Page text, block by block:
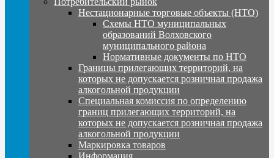
Нестационарные торговые объекты (НТО)
Схемы НТО муниципальных
образований Волховского
муниципального района
Нормативные документы по НТО
Границы прилегающих территорий, на
которых не допускается розничная продажа
алкогольной продукции
Специальная комиссия по определению
границ прилегающих территорий, на
которых не допускается розничная продажа
алкогольной продукции
Маркировка товаров
Информация